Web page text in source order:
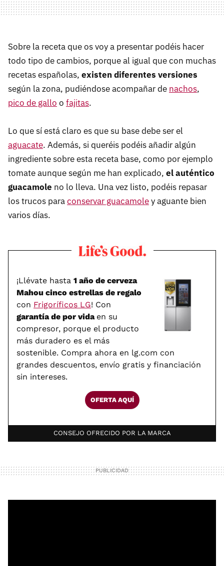
Sobre la receta que os voy a presentar podéis hacer
todo tipo de cambios, porque al igual que con muchas
recetas españolas, existen diferentes versiones
según la zona, pudiéndose acompañar de nachos,
pico de gallo o fajitas.
Lo que sí está claro es que su base debe ser el
aguacate. Además, si queréis podéis añadir algún
ingrediente sobre esta receta base, como por ejemplo
tomate aunque según me han explicado, el auténtico
guacamole no lo lleva. Una vez listo, podéis repasar
los trucos paraconservar guacamoley aguante bien
varios días.
¡Llévate hasta 1 año de cerveza
Mahou cinco estrellas de regalo
con Frigoríficos LG! Con
garantía de por vida en su
compresor, porque el producto
más duradero es el más
sostenible. Compra ahora en lg.com con
grandes descuentos, envío gratis y financiación
sin intereses.
OFERTA AQUÍ
CONSEJO OFRECIDO POR LA MARCA